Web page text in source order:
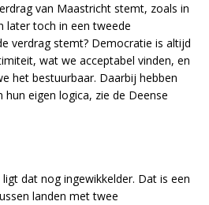
van Maastricht stemt, zoals in
later toch in een tweede
verdrag stemt? Democratie is altijd
wat we acceptabel vinden, en
het bestuurbaar. Daarbij hebben
eigen logica, zie de Deense
dat nog ingewikkelder. Dat is een
landen met twee